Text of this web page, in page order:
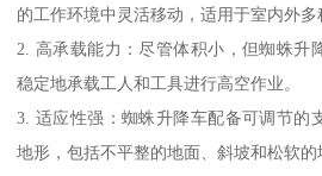
的工作环境中灵活移动，适用于室内外多
2. 高承载能力：尽管体积小，但蜘蛛升
稳定地承载工人和工具进行高空作业。
3. 适应性强：蜘蛛升降车配备可调节的
地形，包括不平整的地面、斜坡和松软的